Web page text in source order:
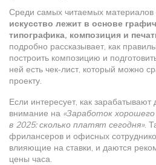
Среди самых читаемых материалов
искусство лежит в основе
типографика, композиция и
подробно рассказывает, как
построить композицию и
ней есть чек‑лист, который можно
проекту.
Если интересует, как зарабатывают
внимание на «Заработок
в 2025: сколько платят сегодня».
фрилансеров и офисных
влияющие на ставки, и даются
цены часа.